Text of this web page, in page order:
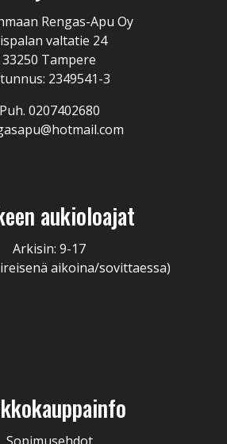
Rengas-Apu Oy
valtatie 24
33250 Tampere
2349541-3
Puh. 0207402680
aukioloajat
Arkisin: 9-17
aikoina/sovittaessa)